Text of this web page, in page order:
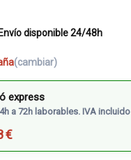
Envío disponible 24/48h
(cambiar)
express
a 72h laborables. IVA incluido
€